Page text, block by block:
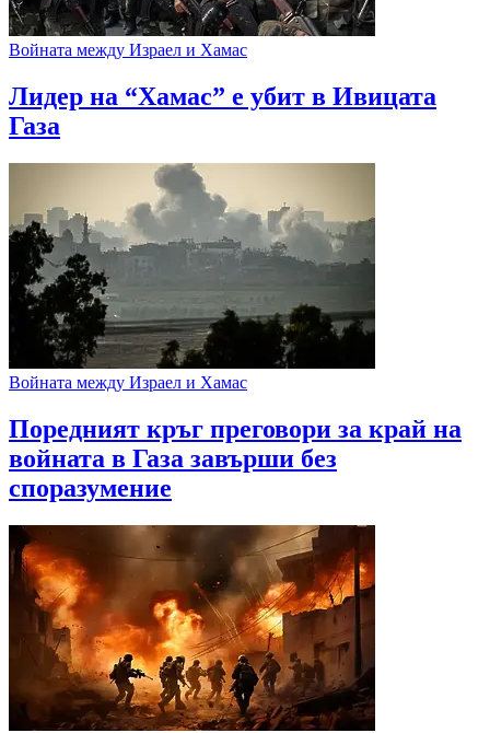
Войната между Израел и Хамас
Лидер на “Хамас” е убит в Ивицата
Газа
Войната между Израел и Хамас
Поредният кръг преговори за край на
войната в Газа завърши без
споразумение